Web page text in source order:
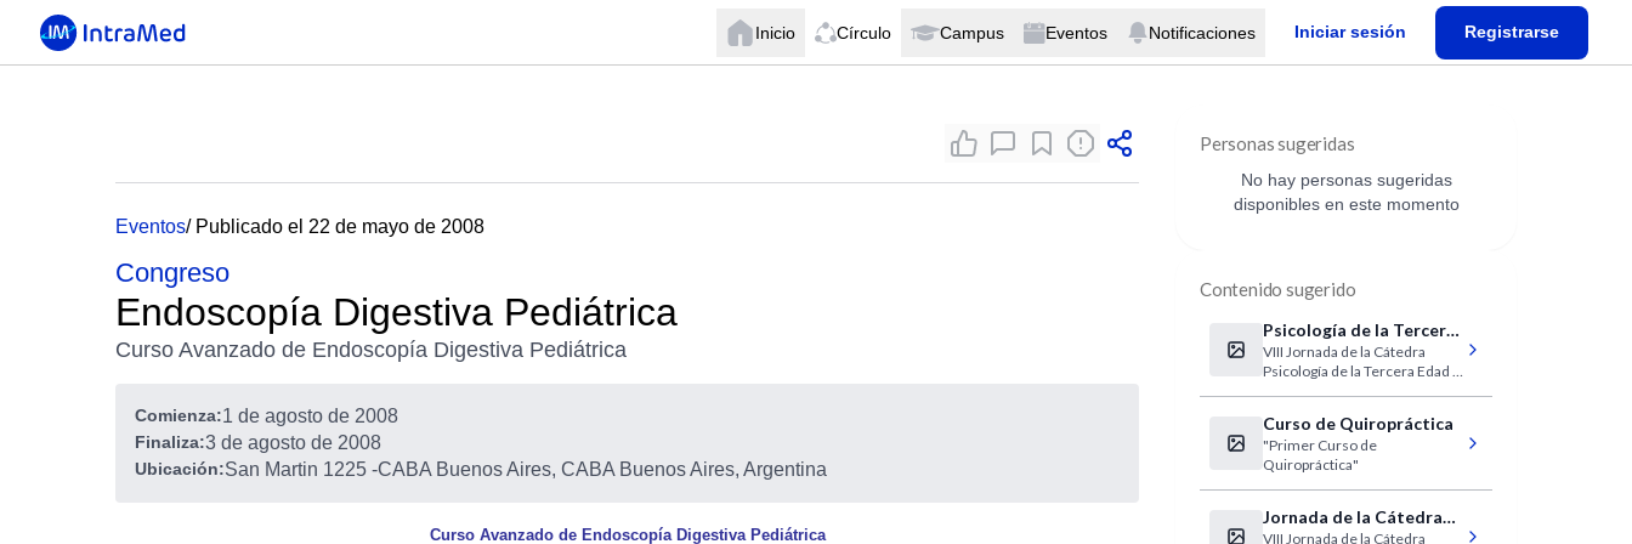
Inicio Círculo Campus Eventos Notificaciones Iniciar sesión Registrarse
Eventos/ Publicado el 22 de mayo de 2008
Congreso
Endoscopía Digestiva Pediátrica
Curso Avanzado de Endoscopía Digestiva Pediátrica
Comienza:1 de agosto de 2008
Finaliza:3 de agosto de 2008
Ubicación:San Martin 1225 -CABA Buenos Aires, CABA Buenos Aires, Argentina
Curso Avanzado de Endoscopía Digestiva Pediátrica
Personas sugeridas
No hay personas sugeridas
disponibles en este momento
Contenido sugerido
Psicología de la Tercera
Edad y Vejez
VIII Jornada de la Cátedra
Psicología de la Tercera Edad y
Curso de Quiropráctica
"Primer Curso de
Quiropráctica"
Jornada de la Cátedra
VIII Jornada de la Cátedra